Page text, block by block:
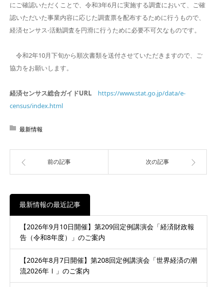
にご確認いただくことで、令和3年6月に実施する調査において、ご確
認いただいた事業内容に応じた調査票を配布するために行うもので、
経済センサス‐活動調査を円滑に行うために必要不可欠なものです。
令和2年10月下旬から順次書類を送付させていただきますので、ご
協力をお願いします。
経済センサス総合ガイドURL
https://www.stat.go.jp/data/e-
census/index.html
最新情報
前の記事 次の記事
最新情報の最近記事
【2026年9月10日開催】第209回定例講演会「経済財政報
告（令和8年度）」のご案内
【2026年8月7日開催】第208回定例講演会「世界経済の潮
流2026年Ⅰ」のご案内